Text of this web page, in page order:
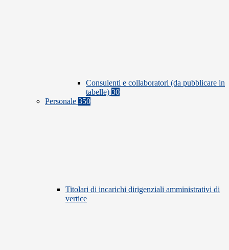
Consulenti e collaboratori (da pubblicare in
tabelle) 30
Personale 350
Titolari di incarichi dirigenziali amministrativi di
vertice